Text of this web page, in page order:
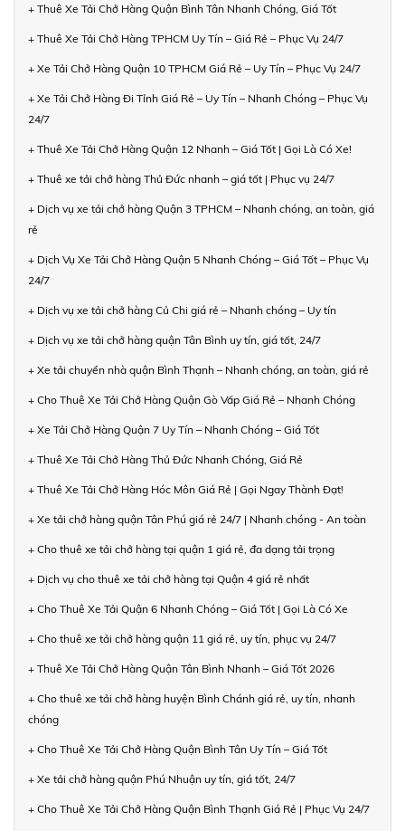
+ Thuê Xe Tải Chở Hàng Quận Bình Tân Nhanh Chóng, Giá Tốt
+ Thuê Xe Tải Chở Hàng TPHCM Uy Tín – Giá Rẻ – Phục Vụ 24/7
+ Xe Tải Chở Hàng Quận 10 TPHCM Giá Rẻ – Uy Tín – Phục Vụ 24/7
+ Xe Tải Chở Hàng Đi Tỉnh Giá Rẻ – Uy Tín – Nhanh Chóng – Phục Vụ
24/7
+ Thuê Xe Tải Chở Hàng Quận 12 Nhanh – Giá Tốt | Gọi Là Có Xe!
+ Thuê xe tải chở hàng Thủ Đức nhanh – giá tốt | Phục vụ 24/7
+ Dịch vụ xe tải chở hàng Quận 3 TPHCM – Nhanh chóng, an toàn, giá
rẻ
+ Dịch Vụ Xe Tải Chở Hàng Quận 5 Nhanh Chóng – Giá Tốt – Phục Vụ
24/7
+ Dịch vụ xe tải chở hàng Củ Chi giá rẻ – Nhanh chóng – Uy tín
+ Dịch vụ xe tải chở hàng quận Tân Bình uy tín, giá tốt, 24/7
+ Xe tải chuyển nhà quận Bình Thạnh – Nhanh chóng, an toàn, giá rẻ
+ Cho Thuê Xe Tải Chở Hàng Quận Gò Vấp Giá Rẻ – Nhanh Chóng
+ Xe Tải Chở Hàng Quận 7 Uy Tín – Nhanh Chóng – Giá Tốt
+ Thuê Xe Tải Chở Hàng Thủ Đức Nhanh Chóng, Giá Rẻ
+ Thuê Xe Tải Chở Hàng Hóc Môn Giá Rẻ | Gọi Ngay Thành Đạt!
+ Xe tải chở hàng quận Tân Phú giá rẻ 24/7 | Nhanh chóng - An toàn
+ Cho thuê xe tải chở hàng tại quận 1 giá rẻ, đa dạng tải trọng
+ Dịch vụ cho thuê xe tải chở hàng tại Quận 4 giá rẻ nhất
+ Cho Thuê Xe Tải Quận 6 Nhanh Chóng – Giá Tốt | Gọi Là Có Xe
+ Cho thuê xe tải chở hàng quận 11 giá rẻ, uy tín, phục vụ 24/7
+ Thuê Xe Tải Chở Hàng Quận Tân Bình Nhanh – Giá Tốt 2026
+ Cho thuê xe tải chở hàng huyện Bình Chánh giá rẻ, uy tín, nhanh
chóng
+ Cho Thuê Xe Tải Chở Hàng Quận Bình Tân Uy Tín – Giá Tốt
+ Xe tải chở hàng quận Phú Nhuận uy tín, giá tốt, 24/7
+ Cho Thuê Xe Tải Chở Hàng Quận Bình Thạnh Giá Rẻ | Phục Vụ 24/7